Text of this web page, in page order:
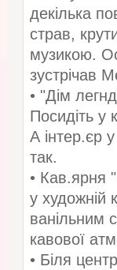
декілька
страв,
музикою.
зустрічав
• "Дім
Посидіть у
А інтер.єр
так.
• Кав.ярня
у художній
ванільним
кавової
• Біля